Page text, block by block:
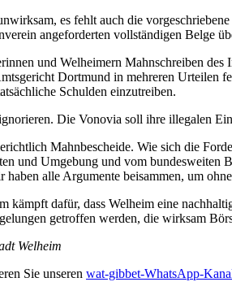
es fehlt auch die
angeforderten vollständigen Belge
und Welheimern Mahnschreiben
Dortmund in mehreren
Schulden einzutreiben.
Die Vonovia soll ihre illegalen
Mahnbescheide. Wie sich die
und Umgebung und vom
alle Argumente beisammen, um
kämpft dafür, dass Welheim eine
getroffen werden, die wirksam
Welheim
Sie unseren wat-gibbet-WhatsApp-